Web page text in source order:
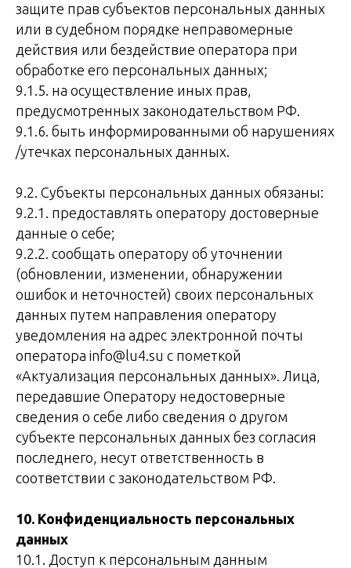
защите прав субъектов персональных данных
или в судебном порядке неправомерные
действия или бездействие оператора при
обработке его персональных данных;
9.1.5. на осуществление иных прав,
предусмотренных законодательством РФ.
9.1.6. быть информированными об нарушениях
/утечках персональных данных.
9.2. Субъекты персональных данных обязаны:
9.2.1. предоставлять оператору достоверные
данные о себе;
9.2.2. сообщать оператору об уточнении
(обновлении, изменении, обнаружении
ошибок и неточностей) своих персональных
данных путем направления оператору
уведомления на адрес электронной почты
оператора info@lu4.su с пометкой
«Актуализация персональных данных». Лица,
передавшие Оператору недостоверные
сведения о себе либо сведения о другом
субъекте персональных данных без согласия
последнего, несут ответственность в
соответствии с законодательством РФ.
10. Конфиденциальность персональных
данных
10.1. Доступ к персональным данным